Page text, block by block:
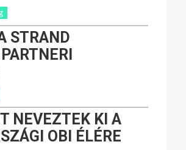
STRAND
NEVEZTEK KI A
OBI ÉLÉRE